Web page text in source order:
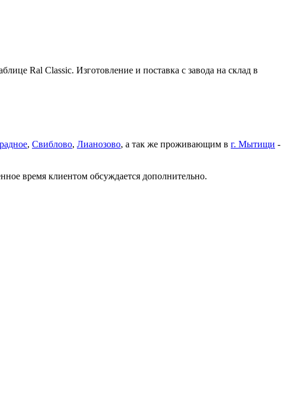
Ral Classic. Изготовление и поставка с завода на склад в
, Свиблово, Лианозово, а так же проживающим в г. Мытищи -
время клиентом обсуждается дополнительно.